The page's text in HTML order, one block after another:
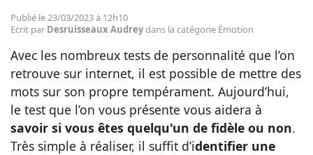
Divertissement
Insolite
Emotion
Publié le 23/03/2023 à 12h10
Ecrit par Desruisseaux Audreydans la catégorie Émotion
Avec les nombreux tests de personnalité que l’on
retrouve sur internet, il est possible de mettre des
mots sur son propre tempérament. Aujourd’hui,
le test que l’on vous présente vous aidera à
savoir si vous êtes quelqu'un de fidèle ou non.
Très simple à réaliser, il suffit d’identifier une